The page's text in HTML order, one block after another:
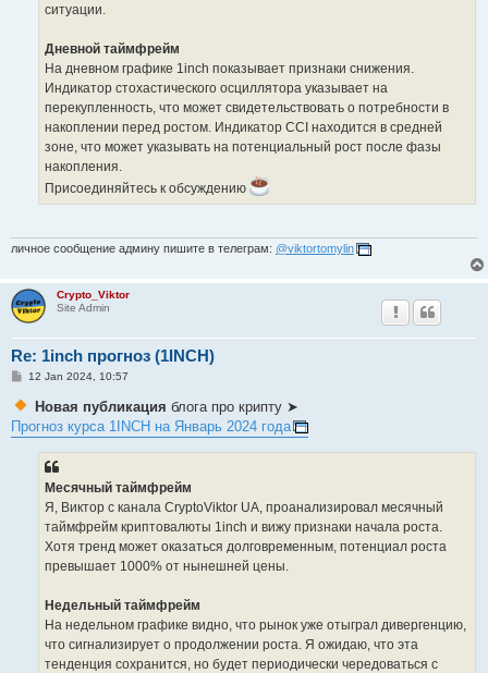
ситуации.
Дневной таймфрейм
На дневном графике 1inch показывает признаки снижения.
Индикатор стохастического осциллятора указывает на
перекупленность, что может свидетельствовать о потребности в
накоплении перед ростом. Индикатор CCI находится в средней
зоне, что может указывать на потенциальный рост после фазы
накопления.
Присоединяйтесь к обсуждению
личное сообщение админу пишите в телеграм: @viktortomylin
Crypto_Viktor
Site Admin
Re: 1inch прогноз (1INCH)
P
s
12 Jan 2024, 10:57
Новая публикация блога про крипту ➤
Прогноз курса 1INCH на Январь 2024 года
Месячный таймфрейм
Я, Виктор с канала CryptoViktor UA, проанализировал месячный
таймфрейм криптовалюты 1inch и вижу признаки начала роста.
Хотя тренд может оказаться долговременным, потенциал роста
превышает 1000% от нынешней цены.
Недельный таймфрейм
На недельном графике видно, что рынок уже отыграл дивергенцию,
что сигнализирует о продолжении роста. Я ожидаю, что эта
тенденция сохранится, но будет периодически чередоваться с